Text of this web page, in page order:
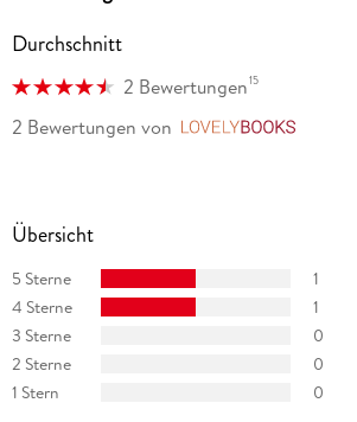
Durchschnitt
2 Bewertungen15
2 Bewertungen von
Übersicht
5 Sterne
1
4 Sterne
1
3 Sterne
0
2 Sterne
0
1 Stern
0